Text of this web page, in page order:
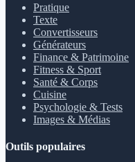
Pratique
Texte
Convertisseurs
Générateurs
Finance & Patrimoine
Fitness & Sport
Santé & Corps
Cuisine
Psychologie & Tests
Images & Médias
Outils populaires